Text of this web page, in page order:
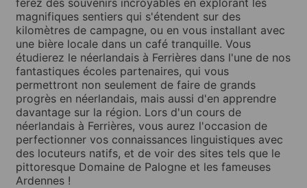
magnifiques sentiers qui s'étendent sur des
kilomètres de campagne, ou en vous installant avec
une bière locale dans un café tranquille. Vous
étudierez le néerlandais à Ferrières dans l'une de nos
fantastiques écoles partenaires, qui vous
permettront non seulement de faire de grands
progrès en néerlandais, mais aussi d'en apprendre
davantage sur la région. Lors d'un cours de
néerlandais à Ferrières, vous aurez l'occasion de
perfectionner vos connaissances linguistiques avec
des locuteurs natifs, et de voir des sites tels que le
pittoresque Domaine de Palogne et les fameuses
Ardennes !